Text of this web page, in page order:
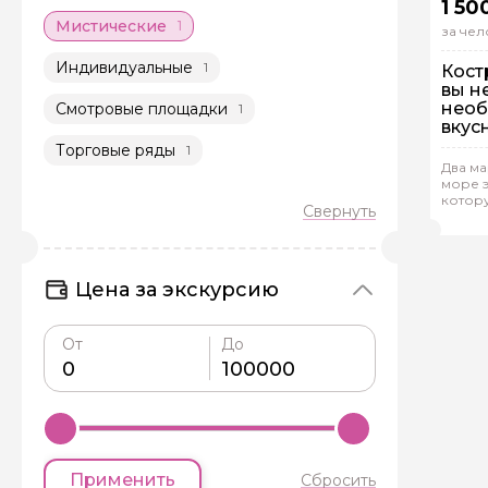
Мистические 1
Индивидуальные 1
Смотровые площадки 1
Торговые ряды 1
Цена за экскурсию
От До
Применить Сбросить
1
за
вы
Два
море
Рейтинг
Как вас зовут